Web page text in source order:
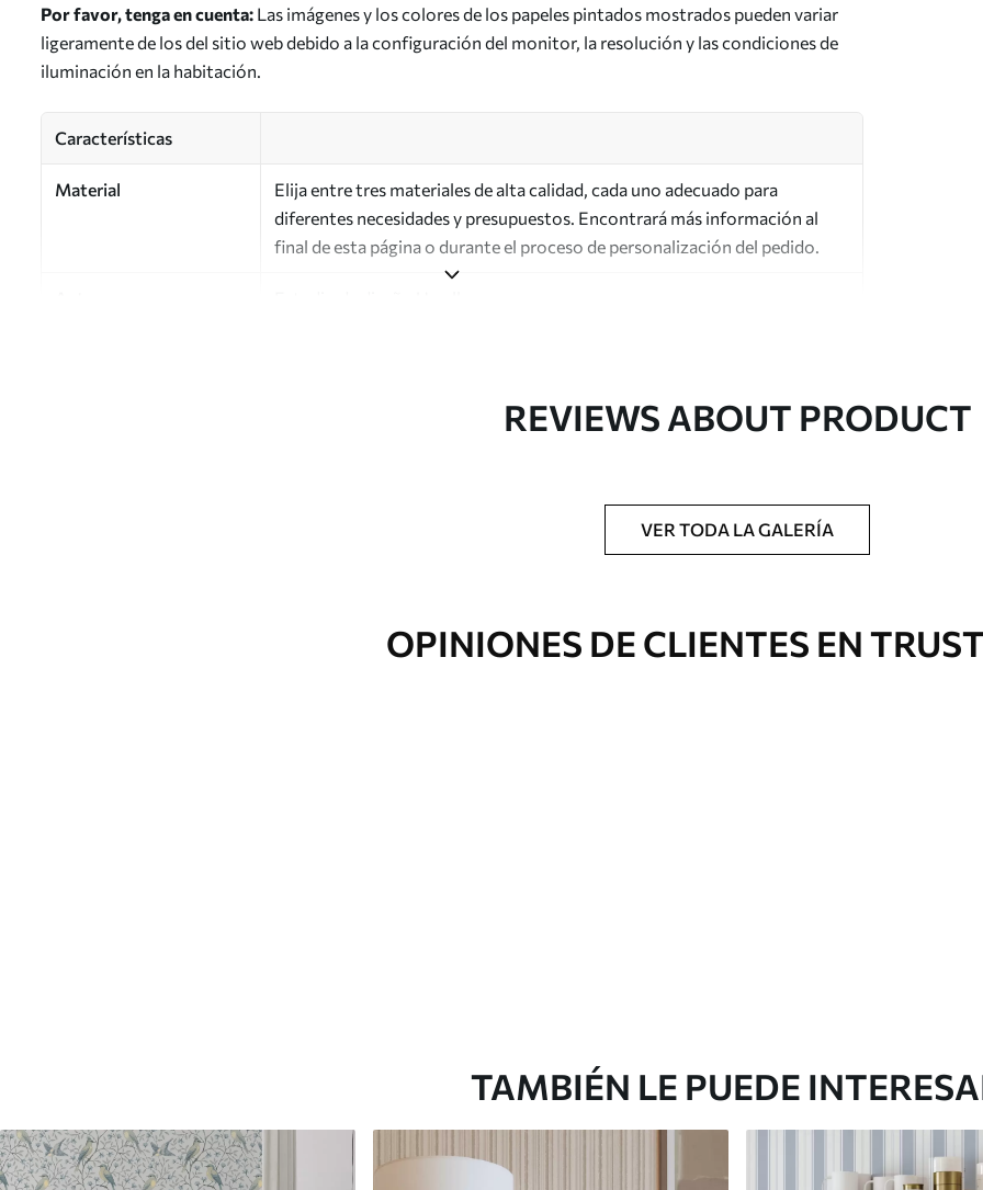
Por favor, tenga en cuenta: Las imágenes y los colores de los papeles pintados mostrados pueden variar
ligeramente de los del sitio web debido a la configuración del monitor, la resolución y las condiciones de
iluminación en la habitación.
Características
Material
Elija entre tres materiales de alta calidad, cada uno adecuado para
diferentes necesidades y presupuestos. Encontrará más información al
final de esta página o durante el proceso de personalización del pedido.
Disponible con recubrimiento de barniz y/o adhesivo para empapelar.
Se puede limpiar suavemente con una esponja suave. Los murales de pared
Aplicación sin fisuras
REVIEWS ABOUT PRODUCT
VER TODA LA GALERÍA
OPINIONES DE CLIENTES EN
TAMBIÉN LE PUEDE